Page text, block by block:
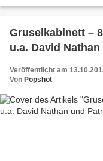
Gruselkabinett –
u.a. David
Veröffentlicht am
Von Popshot